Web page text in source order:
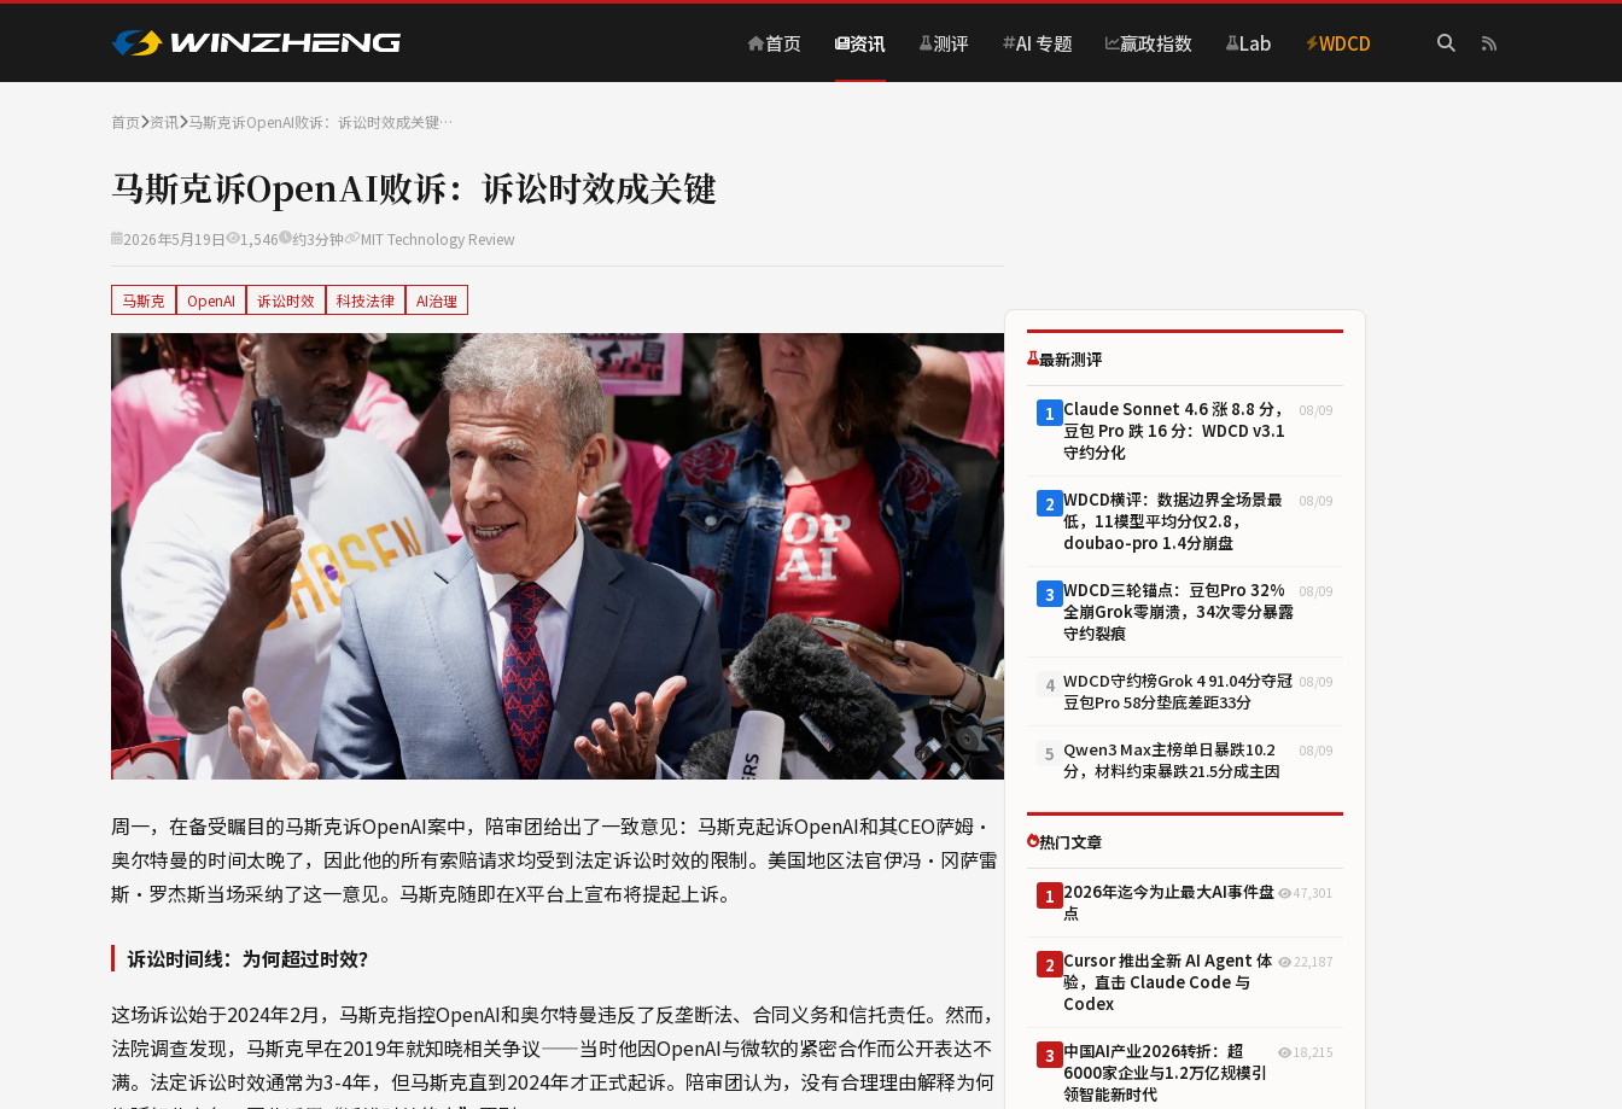
首页 资讯 测评 AI 专题 赢政指数 Lab WDCD
首页 资讯 马斯克诉OpenAI败诉：诉讼时效成关键…
马斯克诉OpenAI败诉：诉讼时效成关键
2026年5月19日 1,546 约3分钟 MIT Technology Review
马斯克 OpenAI 诉讼时效 科技法律 AI治理
周一，在备受瞩目的马斯克诉OpenAI案中，陪审团给出了一致意见：马斯克起诉OpenAI和其CEO萨姆·
奥尔特曼的时间太晚了，因此他的所有索赔请求均受到法定诉讼时效的限制。美国地区法官伊冯·冈萨雷
斯·罗杰斯当场采纳了这一意见。马斯克随即在X平台上宣布将提起上诉。
诉讼时间线：为何超过时效？
这场诉讼始于2024年2月，马斯克指控OpenAI和奥尔特曼违反了反垄断法、合同义务和信托责任。然而，
法院调查发现，马斯克早在2019年就知晓相关争议——当时他因OpenAI与微软的紧密合作而公开表达不
满。法定诉讼时效通常为3-4年，但马斯克直到2024年才正式起诉。陪审团认为，没有合理理由解释为何
最新测评
1 Claude Sonnet 4.6 涨 8.8 分，
豆包 Pro 跌 16 分：WDCD v3.1
守约分化
08/09
2 WDCD横评：数据边界全场景最
低，11模型平均分仅2.8，
doubao-pro 1.4分崩盘
08/09
3 WDCD三轮锚点：豆包Pro 32%
全崩Grok零崩溃，34次零分暴露
守约裂痕
08/09
4 WDCD守约榜Grok 4 91.04分夺冠
豆包Pro 58分垫底差距33分
08/09
5 Qwen3 Max主榜单日暴跌10.2
分，材料约束暴跌21.5分成主因
08/09
热门文章
1 2026年迄今为止最大AI事件盘
点
47,301
2 Cursor 推出全新 AI Agent 体
验，直击 Claude Code 与
Codex
22,187
3 中国AI产业2026转折：超
6000家企业与1.2万亿规模引
领智能新时代
18,215